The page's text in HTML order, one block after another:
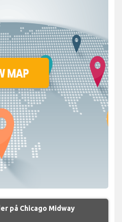
på Chicago Midway